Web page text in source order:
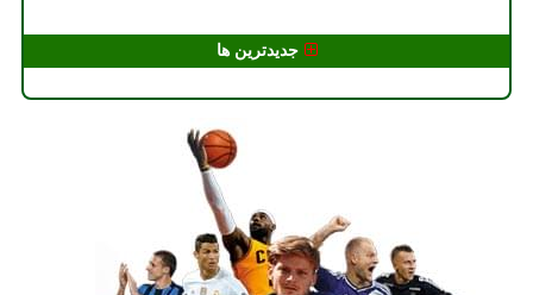
جدیدترین ها